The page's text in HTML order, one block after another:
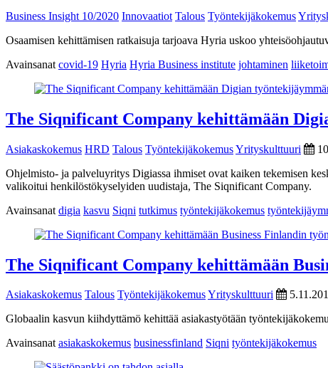
Business Insight 10/2020 Innovaatiot Talous Työntekijäkokemus
Osaamisen kehittämisen ratkaisuja tarjoava Hyria uskoo
Avainsanat covid-19 Hyria Hyria Business institute johtaminen
The Siqnificant Company kehittämään
Asiakaskokemus HRD Talous TyöntekijäkokemusYrityskulttuuri
Ohjelmisto- ja palveluyritys Digiassa ihmiset ovat kaiken tekemisen
valikoitui henkilöstökyselyiden uudistaja, The Siqnificant Company.
Avainsanat digia kasvu Siqni tutkimus työntekijäkokemus
The Siqnificant Company kehittämään
Asiakaskokemus Talous TyöntekijäkokemusYrityskulttuuri
Globaalin kasvun kiihdyttämö kehittää asiakastyötään
Avainsanatasiakaskokemus businessfinland Siqni työntekijäkokemus